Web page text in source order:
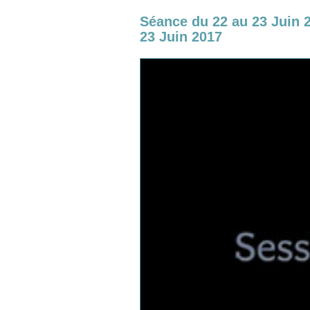
Séance du 22 au 23 Juin
23 Juin 2017